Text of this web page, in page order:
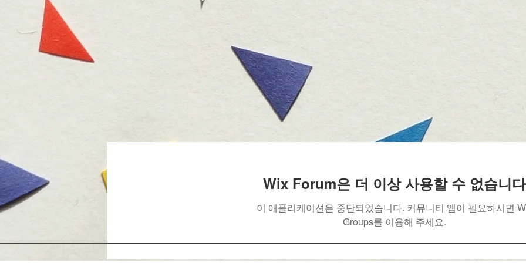
Wix Forum은 더 이상 사용할 수 없습니다
이 애플리케이션은 중단되었습니다. 커뮤니티 앱이 필요하시면
Groups를 이용해 주세요.